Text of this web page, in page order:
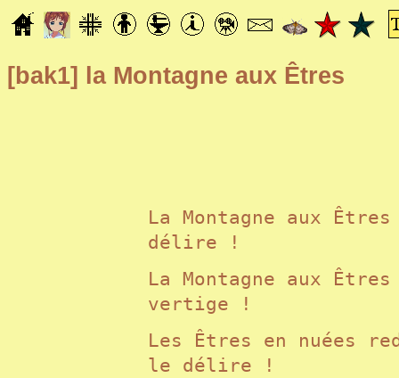
[bak1] la Montagne aux Êtres
La Montagne aux
délire !
La Montagne aux
vertige !
Les Êtres en nuées
le délire !